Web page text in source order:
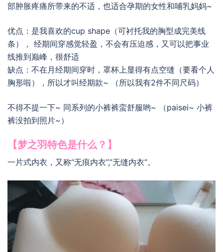
部肿胀疼痛所带来的不适，也适合孕期的女性和哺乳妈妈~
优点：是我喜欢的cup shape（可衬托我的胸型成完美线
条）， 经期间穿感觉轻盈，不会有压迫感，又可以把事业
线推到巅峰，很舒适
缺点：不在月经期间穿时，罩杯上显得有点空缝（要看个人
胸形啦），所以才叫经期款~ （所以我有2件不同尺码）
不得不提一下~ 同系列的小裤裤蛮舒服哟~ （paisei~ 小裤
裤没拍到照片~）
【梦之羽特色是什么？】
一片式内衣，又称“无痕内衣”,”无缝内衣“。